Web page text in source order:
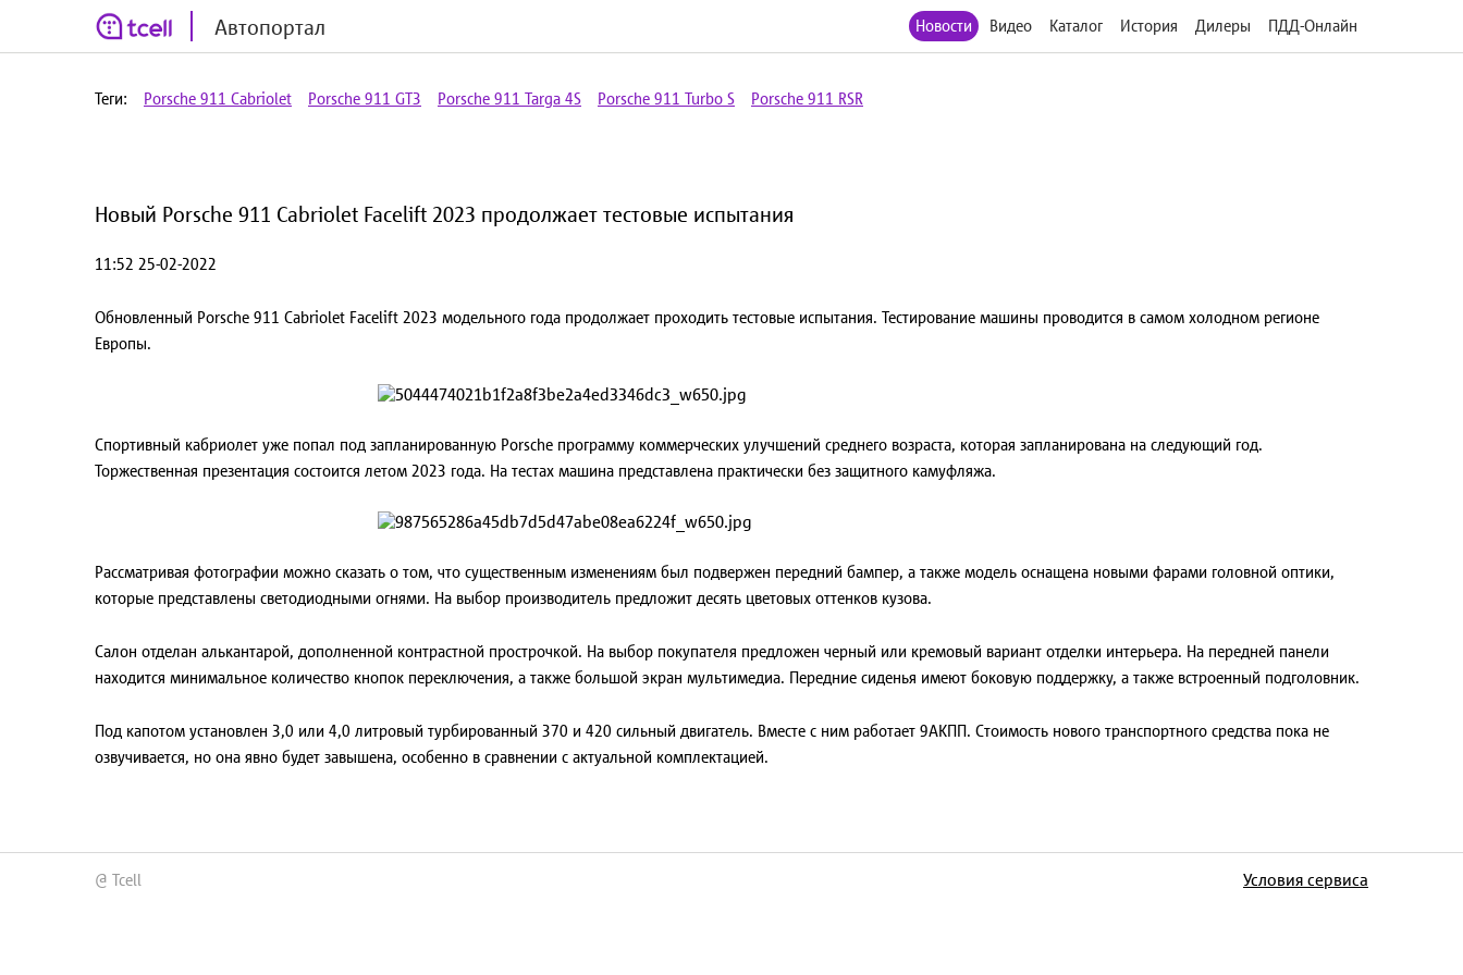
Автопортал Новости Видео Каталог История Дилеры ПДД-Онлайн
Теги: Porsche 911 Cabriolet Porsche 911 GT3 Porsche 911 Targa 4S Porsche 911 Turbo S Porsche 911 RSR
Новый Porsche 911 Cabriolet Facelift 2023 продолжает тестовые испытания
11:52 25-02-2022
Обновленный Porsche 911 Cabriolet Facelift 2023 модельного года продолжает проходить тестовые испытания. Тестирование машины проводится в самом холодном регионе
Европы.
Спортивный кабриолет уже попал под запланированную Porsche программу коммерческих улучшений среднего возраста, которая запланирована на следующий год.
Торжественная презентация состоится летом 2023 года. На тестах машина представлена практически без защитного камуфляжа.
Рассматривая фотографии можно сказать о том, что существенным изменениям был подвержен передний бампер, а также модель оснащена новыми фарами головной оптики,
которые представлены светодиодными огнями. На выбор производитель предложит десять цветовых оттенков кузова.
Салон отделан алькантарой, дополненной контрастной прострочкой. На выбор покупателя предложен черный или кремовый вариант отделки интерьера. На передней панели
находится минимальное количество кнопок переключения, а также большой экран мультимедиа. Передние сиденья имеют боковую поддержку, а также встроенный подголовник.
Под капотом установлен 3,0 или 4,0 литровый турбированный 370 и 420 сильный двигатель. Вместе с ним работает 9АКПП. Стоимость нового транспортного средства пока не
озвучивается, но она явно будет завышена, особенно в сравнении с актуальной комплектацией.
@ Tcell Условия сервиса